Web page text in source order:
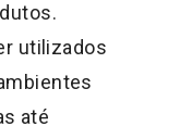
utilizados
até